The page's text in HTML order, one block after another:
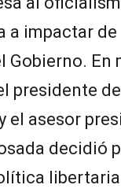
a impactar
En
presidente
el asesor
decidió